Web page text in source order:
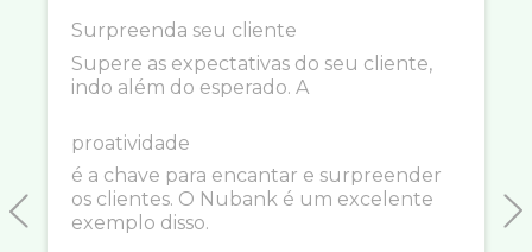
Previous
Surpreenda seu cliente
Supere as expectativas do seu cliente,
indo além do esperado. A
proatividade
é a chave para encantar e surpreender
os clientes. O Nubank é um excelente
exemplo disso.